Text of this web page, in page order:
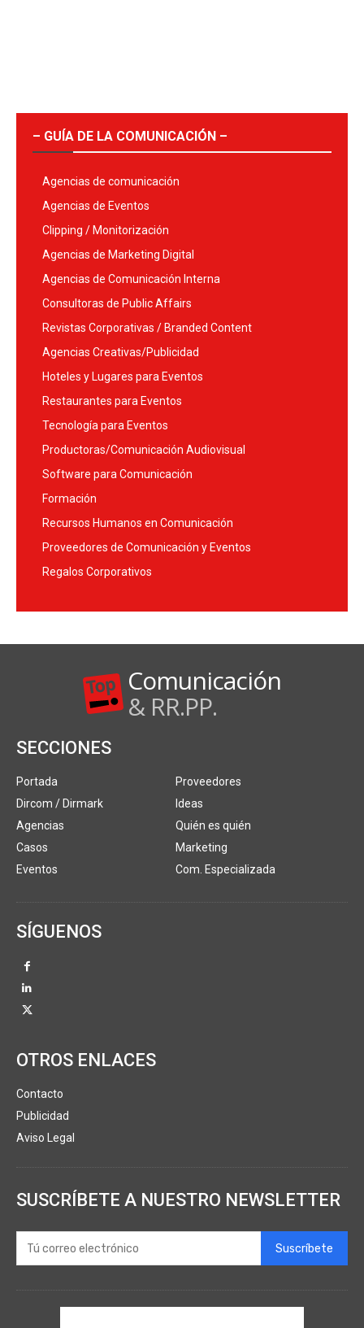
– GUÍA DE LA COMUNICACIÓN –
Agencias de comunicación
Agencias de Eventos
Clipping / Monitorización
Agencias de Marketing Digital
Agencias de Comunicación Interna
Consultoras de Public Affairs
Revistas Corporativas / Branded Content
Agencias Creativas/Publicidad
Hoteles y Lugares para Eventos
Restaurantes para Eventos
Tecnología para Eventos
Productoras/Comunicación Audiovisual
Software para Comunicación
Formación
Recursos Humanos en Comunicación
Proveedores de Comunicación y Eventos
Regalos Corporativos
Comunicación
& RR.PP.
SECCIONES
Portada
Dircom / Dirmark
Agencias
Casos
Eventos
Proveedores
Ideas
Quién es quién
Marketing
Com. Especializada
SÍGUENOS
OTROS ENLACES
Contacto
Publicidad
Aviso Legal
SUSCRÍBETE A NUESTRO NEWSLETTER
Suscríbete